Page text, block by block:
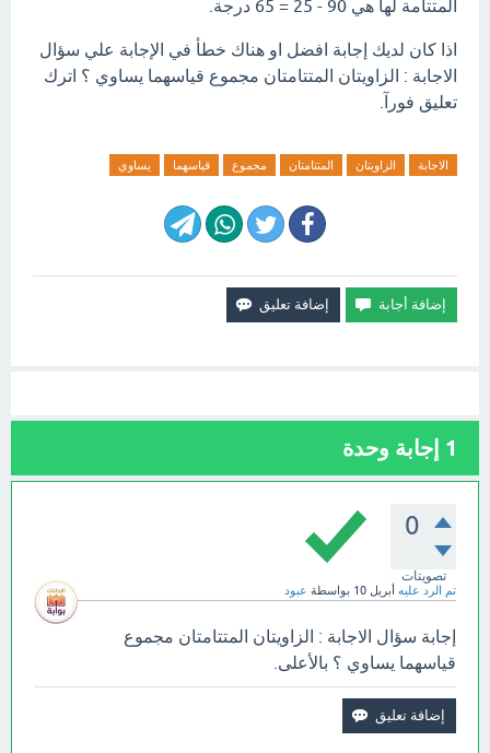
المتتامة لها هي 90 - 25 = 65 درجة.
اذا كان لديك إجابة افضل او هناك خطأ في الإجابة علي سؤال
الاجابة : الزاويتان المتتامتان مجموع قياسهما يساوي ؟ اترك
تعليق فورآ.
الاجابة الزاويتان المتتامتان مجموع قياسهما يساوي
1 إجابة وحدة
0
تصويتات
تم الرد عليه أبريل 10 بواسطة عبود
إجابة سؤال الاجابة : الزاويتان المتتامتان مجموع
قياسهما يساوي ؟ بالأعلى.